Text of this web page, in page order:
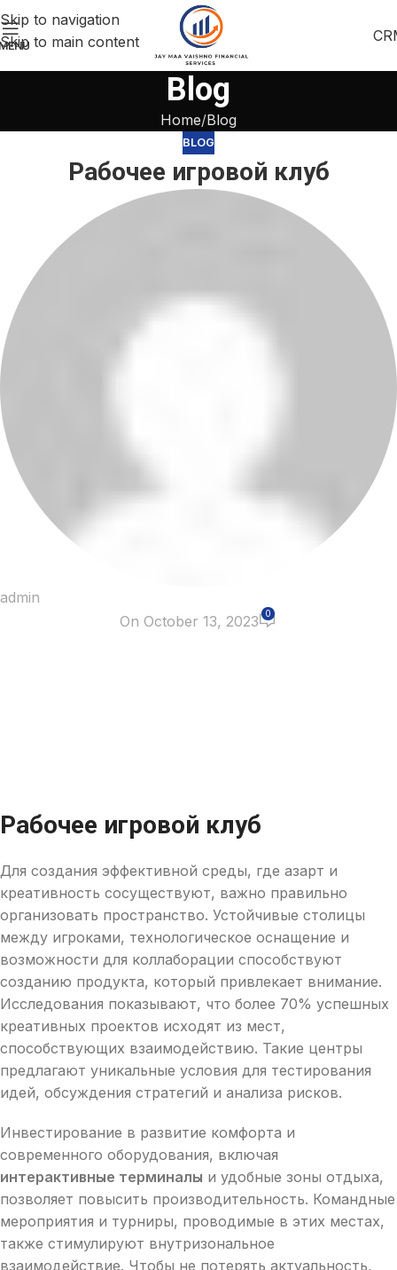
Skip to navigation
Skip to main content
Blog
Home Blog
BLOG
Рабочее игровой клуб
admin
On October 13, 2023
0
Рабочее игровой клуб
Для создания эффективной среды, где азарт и
креативность сосуществуют, важно правильно
организовать пространство. Устойчивые столицы
между игроками, технологическое оснащение и
возможности для коллаборации способствуют
созданию продукта, который привлекает внимание.
Исследования показывают, что более 70% успешных
креативных проектов исходят из мест,
способствующих взаимодействию. Такие центры
предлагают уникальные условия для тестирования
идей, обсуждения стратегий и анализа рисков.
Инвестирование в развитие комфорта и
современного оборудования, включая
интерактивные терминалы и удобные зоны отдыха,
позволяет повысить производительность. Командные
мероприятия и турниры, проводимые в этих местах,
также стимулируют внутризональное
взаимодействие. Чтобы не потерять актуальность,